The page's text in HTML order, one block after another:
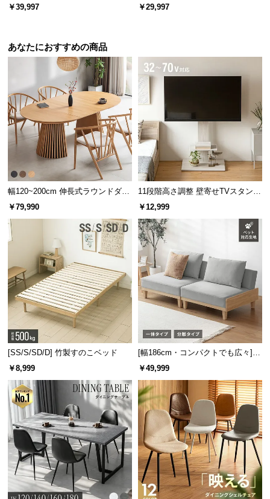
片側2杯タイプ
開閉しやすいキャスター付き
キャスター付きでたっぷり収納しても開け閉め
楽々。お部屋に合わせて、左右どちらにも組み替え
可能です。
機能的なヘッドボード
文庫本や時計などが置けるワイドな宮棚。コンセン
トや照明も付いて機能性抜群です。
機能付きベッド プレミアムマット
￥39,997 機能付きベッド マットレス付き
￥29,997
あなたにおすすめの商品
幅120~200cm 伸長式ラウンドダイ
ニングテーブル 6人掛け 天然木突
板 美しい格子デザイン
￥79,990
11段階高さ調整 壁寄せTVスタンド
キャスター付き 上下左右角度調節
￥12,999
[SS/S/SD/D] 竹製すのこベッド
￥8,999
[幅186cm・コンパクトでも広々] 3
人掛けソファベッド リクライニン
￥49,999